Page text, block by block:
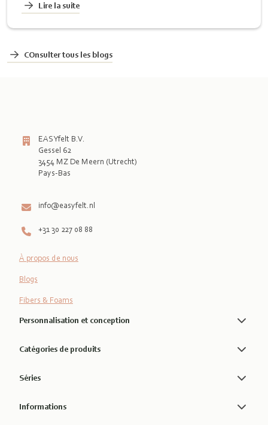
Lire la suite
COnsulter tous les blogs
EASYfelt B.V.
Gessel 62
3454 MZ De Meern (Utrecht)
Pays-Bas
info@easyfelt.nl
+31 30 227 08 88
À propos de nous
Blogs
Fibers & Foams
Personnalisation et conception
Catégories de produits
Séries
Informations